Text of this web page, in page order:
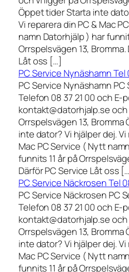
Öppet tider Starta inte
Vi reparera din PC & Mac
namn Datorhjälp ) har
Orrspelsvägen 13,
Låt oss […]
PC Service Nynäshamn Tel
PC Service Nynäshamn PC
Telefon 08 37 21 00 och E-
kontakt@datorhjalp.se och
Orrspelsvägen 13,
inte dator? Vi hjälper dej.
Mac PC Service ( Nytt
funnits 11 år på
Därför PC Service Låt oss
PC Service Näckrosen Tel
PC Service Näckrosen PC
Telefon 08 37 21 00 och E-
kontakt@datorhjalp.se och
Orrspelsvägen 13,
inte dator? Vi hjälper dej.
Mac PC Service ( Nytt
funnits 11 år på